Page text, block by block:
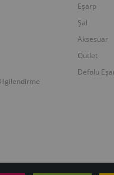
Eşarp
Şal
Aksesuar
Outlet
Defolu